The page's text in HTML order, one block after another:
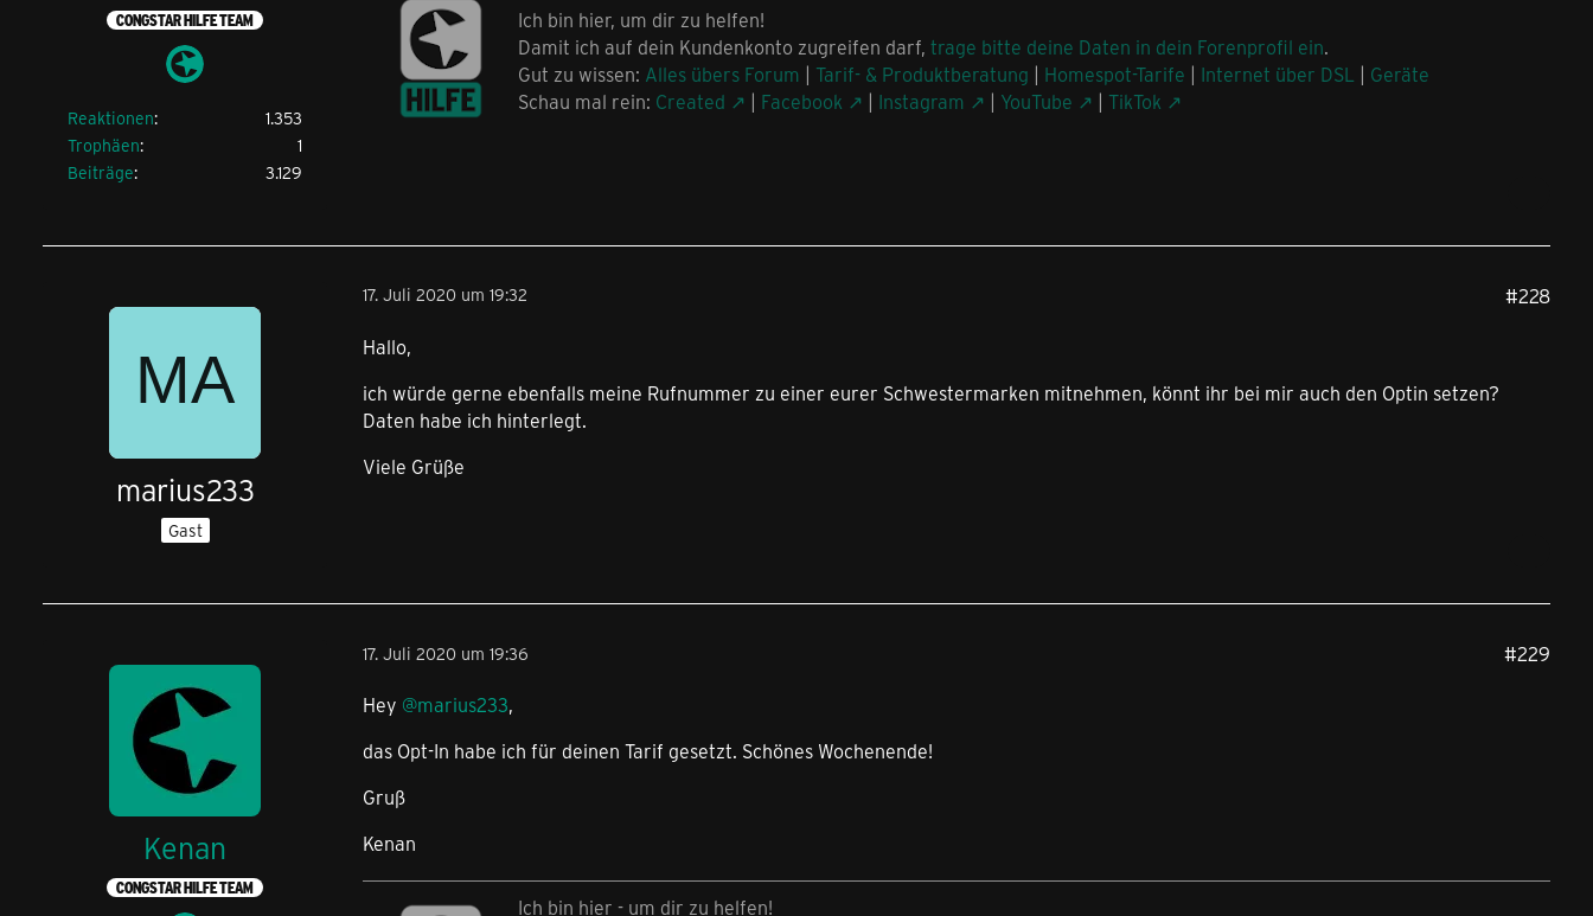
CONGSTAR HILFE TEAM
Reaktionen
1.353
Trophäen
1
Beiträge
3.129
Ich bin hier, um dir zu helfen!
Damit ich auf dein Kundenkonto zugreifen darf, trage bitte deine Daten in dein Forenprofil ein.
Gut zu wissen: Alles übers Forum | Tarif- & Produktberatung | Homespot-Tarife | Internet über DSL | Geräte
Schau mal rein: Created | Facebook | Instagram | YouTube | TikTok
marius233
Gast
17. Juli 2020 um 19:32 #228
Hallo,
ich würde gerne ebenfalls meine Rufnummer zu einer eurer Schwestermarken mitnehmen, könnt ihr bei mir auch den Optin setzen?
Daten habe ich hinterlegt.
Viele Grüße
Kenan
CONGSTAR HILFE TEAM
17. Juli 2020 um 19:36 #229
Hey @marius233,
das Opt-In habe ich für deinen Tarif gesetzt. Schönes Wochenende!
Gruß
Kenan
Ich bin hier - um dir zu helfen!